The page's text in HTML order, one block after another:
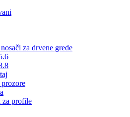
za drvene grede
za profile